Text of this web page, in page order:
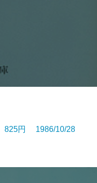
825円 1986/10/28